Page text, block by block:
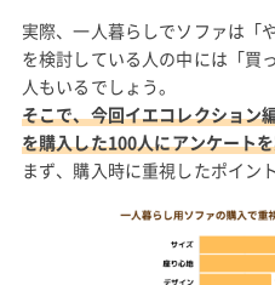
実際、一人暮らしでソファは「
を検討している人の中には「買
人もいるでしょう。
そこで、今回イエコレクション
を購入した100人にアンケート
まず、購入時に重視したポイン